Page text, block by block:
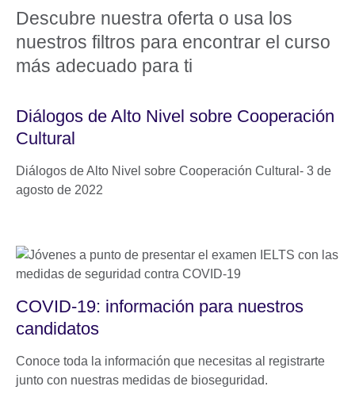
More
information
available.
Descubre nuestra oferta o usa los
nuestros filtros para encontrar el curso
más adecuado para ti
Diálogos de Alto Nivel sobre Cooperación
Cultural
Diálogos de Alto Nivel sobre Cooperación Cultural- 3 de
agosto de 2022
COVID-19: información para nuestros
candidatos
Conoce toda la información que necesitas al registrarte
junto con nuestras medidas de bioseguridad.